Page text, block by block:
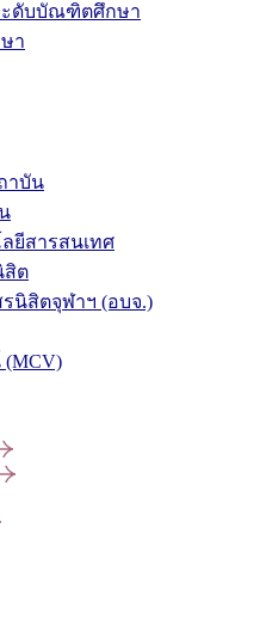
ะดับบัณฑิตศึกษา
า
าบัน
ยีสารสนเทศ
สิต
นิสิตจุฬาฯ (อบจ.)